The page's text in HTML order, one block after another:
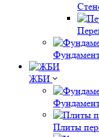
ЖБИ
Плиты